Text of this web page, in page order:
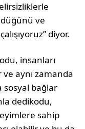
ve
diyor.
insanları
aynı zamanda
sosyal bağlar
dedikodu,
sahip